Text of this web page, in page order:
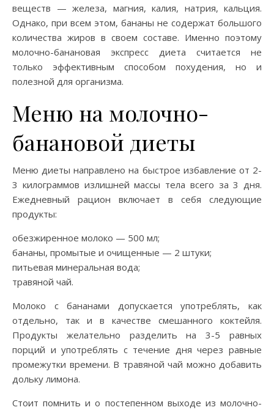
веществ — железа, магния, калия, натрия, кальция.
Однако, при всем этом, бананы не содержат большого
количества жиров в своем составе. Именно поэтому
молочно-банановая экспресс диета считается не
только эффективным способом похудения, но и
полезной для организма.
Меню на молочно-
банановой диеты
Меню диеты направлено на быстрое избавление от 2-
3 килограммов излишней массы тела всего за 3 дня.
Ежедневный рацион включает в себя следующие
продукты:
обезжиренное молоко — 500 мл;
бананы, промытые и очищенные — 2 штуки;
питьевая минеральная вода;
травяной чай.
Молоко с бананами допускается употреблять, как
отдельно, так и в качестве смешанного коктейля.
Продукты желательно разделить на 3-5 равных
порций и употреблять с течение дня через равные
промежутки времени. В травяной чай можно добавить
дольку лимона.
Стоит помнить и о постепенном выходе из молочно-